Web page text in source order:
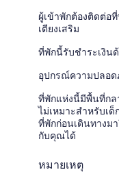
ผู้เข้าพักต้องติดต่อ
เตียงเสริม
ที่พักนี้รับชำระเงิน
อุปกรณ์ความปลอด
ที่พักแห่งนี้มีพื้นที่กล
ไม่เหมาะสำหรับเ
ที่พักก่อนเดินทางม
กับคุณได้
หมายเหตุ